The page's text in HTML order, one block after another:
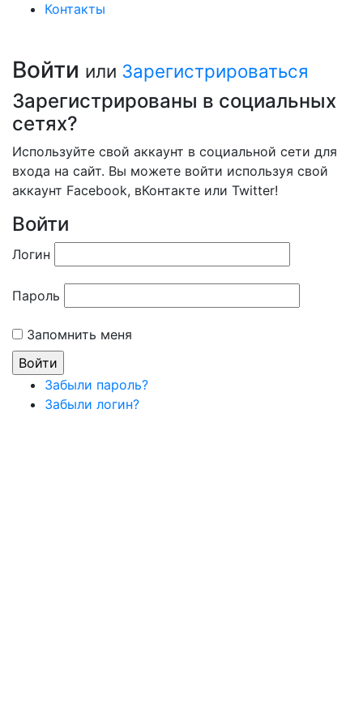
Контакты
Войти или Зарегистрироваться
Зарегистрированы в социальных
сетях?
Используйте свой аккаунт в социальной сети для
входа на сайт. Вы можете войти используя свой
аккаунт Facebook, вКонтакте или Twitter!
Войти
Логин
Пароль
Запомнить меня
Забыли пароль?
Забыли логин?